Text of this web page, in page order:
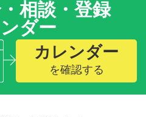
相談・登録
ダー
カレンダー
を確認する